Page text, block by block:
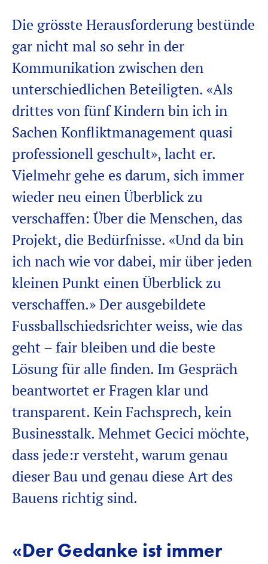
Die grösste Herausforderung bestünde
gar nicht mal so sehr in der
Kommunikation zwischen den
unterschiedlichen Beteiligten. «Als
drittes von fünf Kindern bin ich in
SachenKonfliktmanagement quasi
professionell geschult», lacht er.
Vielmehr gehe es darum, sich immer
wieder neu einen Überblick zu
verschaffen: Über die Menschen, das
Projekt, die Bedürfnisse. «Und da bin
ich nach wie vor dabei, mir über jeden
kleinen Punkt einen Überblick zu
verschaffen.» Der ausgebildete
Fussballschiedsrichter weiss, wie das
geht – fair bleiben und die beste
Lösung für alle finden. Im Gespräch
beantwortet er Fragen klar und
transparent. KeinFachsprech, kein
Businesstalk. Mehmet Gecicimöchte,
dass jede:rversteht, warum genau
dieser Bau und genau diese Art des
Bauens richtig sind.
«Der Gedanke ist immer